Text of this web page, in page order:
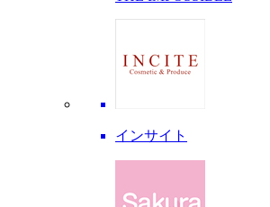
インサイト